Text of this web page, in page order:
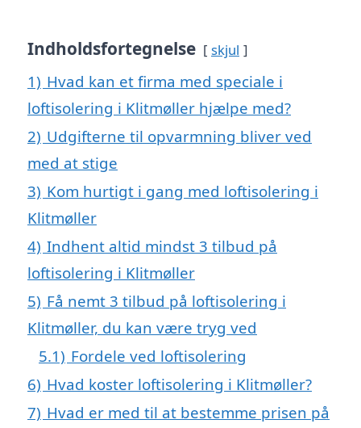
Indholdsfortegnelse skjul
1) Hvad kan et firma med speciale i
loftisolering i Klitmøller hjælpe med?
2) Udgifterne til opvarmning bliver ved
med at stige
3) Kom hurtigt i gang med loftisolering i
Klitmøller
4) Indhent altid mindst 3 tilbud på
loftisolering i Klitmøller
5) Få nemt 3 tilbud på loftisolering i
Klitmøller, du kan være tryg ved
5.1) Fordele ved loftisolering
6) Hvad koster loftisolering i Klitmøller?
7) Hvad er med til at bestemme prisen på